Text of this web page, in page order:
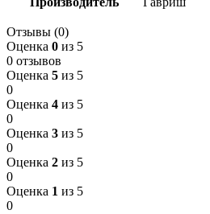
Отзывы (0)
Оценка 0 из 5
0 отзывов
Оценка 5 из 5
0
Оценка 4 из 5
0
Оценка 3 из 5
0
Оценка 2 из 5
0
Оценка 1 из 5
0